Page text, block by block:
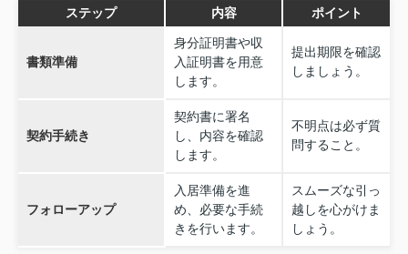
ステップ 内容 ポイント
書類準備
身分証明書や収
入証明書を用意
します。
提出期限を確認
しましょう。
契約手続き
契約書に署名
し、内容を確認
します。
不明点は必ず質
問すること。
フォローアップ
入居準備を進
め、必要な手続
きを行います。
スムーズな引っ
越しを心がけま
しょう。